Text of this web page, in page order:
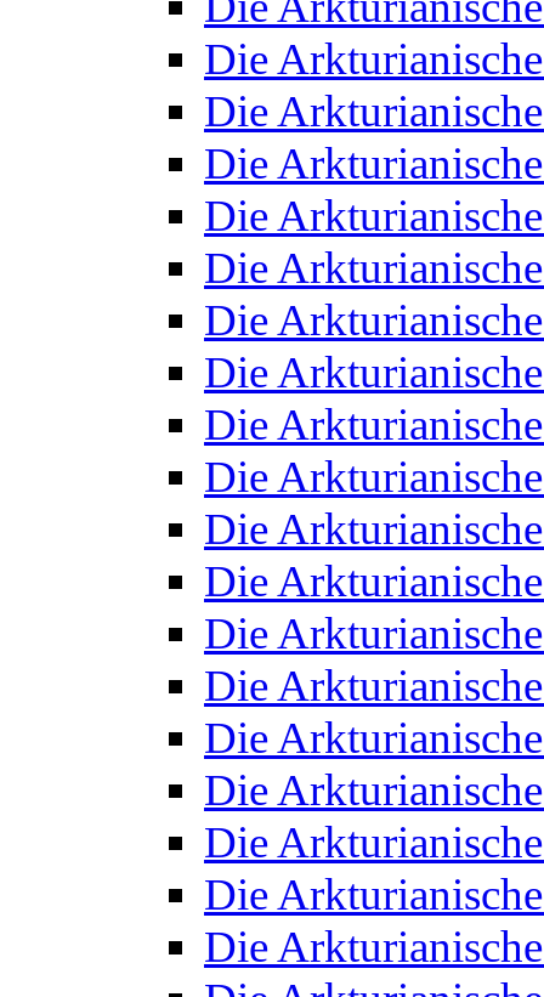
Die
Die
Die
Die
Die
Die
Die
Die
Die
Die
Die
Die
Die
Die
Die
Die
Die
Die